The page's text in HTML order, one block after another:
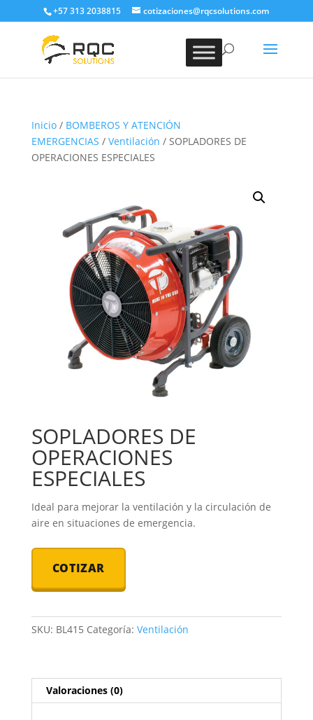
+57 313 2038815 cotizaciones@rqcsolutions.com
Inicio/ BOMBEROS Y ATENCIÓN
EMERGENCIAS / Ventilación / SOPLADORES DE
OPERACIONES ESPECIALES
SOPLADORES DE
OPERACIONES
ESPECIALES
Ideal para mejorar la ventilación y la circulación de
aire en situaciones de emergencia.
COTIZAR
SKU: BL415 Categoría: Ventilación
Valoraciones (0)